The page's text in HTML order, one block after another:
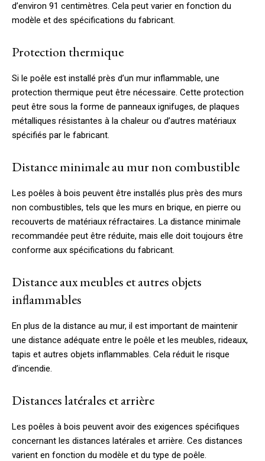
d’environ 91 centimètres. Cela peut varier en fonction du
modèle et des spécifications du fabricant.
Protection thermique
Si le poêle est installé près d’un mur inflammable, une
protection thermique peut être nécessaire. Cette protection
peut être sous la forme de panneaux ignifuges, de plaques
métalliques résistantes à la chaleur ou d’autres matériaux
spécifiés par le fabricant.
Distance minimale au mur non combustible
Les poêles à bois peuvent être installés plus près des murs
non combustibles, tels que les murs en brique, en pierre ou
recouverts de matériaux réfractaires. La distance minimale
recommandée peut être réduite, mais elle doit toujours être
conforme aux spécifications du fabricant.
Distance aux meubles et autres objets
inflammables
En plus de la distance au mur, il est important de maintenir
une distance adéquate entre le poêle et les meubles, rideaux,
tapis et autres objets inflammables. Cela réduit le risque
d’incendie.
Distances latérales et arrière
Les poêles à bois peuvent avoir des exigences spécifiques
concernant les distances latérales et arrière. Ces distances
varient en fonction du modèle et du type de poêle.